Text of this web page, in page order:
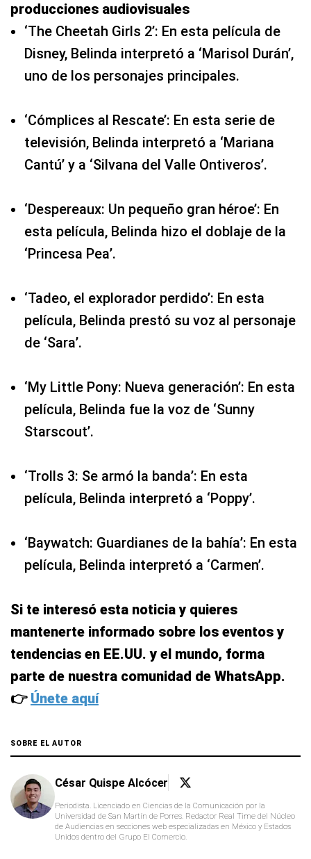
producciones audiovisuales
‘The Cheetah Girls 2’: En esta película de
Disney, Belinda interpretó a ‘Marisol Durán’,
uno de los personajes principales.
‘Cómplices al Rescate’: En esta serie de
televisión, Belinda interpretó a ‘Mariana
Cantú’ y a ‘Silvana del Valle Ontiveros’.
‘Despereaux: Un pequeño gran héroe’: En
esta película, Belinda hizo el doblaje de la
‘Princesa Pea’.
‘Tadeo, el explorador perdido’: En esta
película, Belinda prestó su voz al personaje
de ‘Sara’.
‘My Little Pony: Nueva generación’: En esta
película, Belinda fue la voz de ‘Sunny
Starscout’.
‘Trolls 3: Se armó la banda’: En esta
película, Belinda interpretó a ‘Poppy’.
‘Baywatch: Guardianes de la bahía’: En esta
película, Belinda interpretó a ‘Carmen’.
Si te interesó esta noticia y quieres
mantenerte informado sobre los eventos y
tendencias en EE.UU. y el mundo, forma
parte de nuestra comunidad de WhatsApp.
👉 Únete aquí
SOBRE EL AUTOR
César Quispe Alcócer
Periodista. Licenciado en Ciencias de la Comunicación por la
Universidad de San Martín de Porres. Redactor Real Time del Núcleo
de Audiencias en secciones web especializadas en México y Estados
Unidos dentro del Grupo El Comercio.